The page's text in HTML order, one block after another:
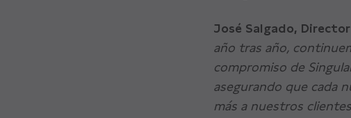
José Salgado,
año tras año,
compromiso de
asegurando que cada
más a nuestros